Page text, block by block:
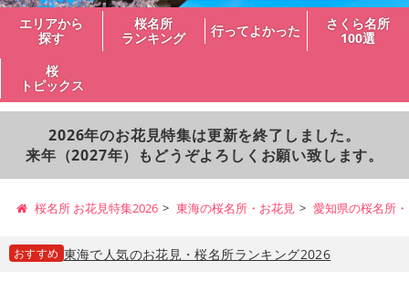
エリアから
探す
桜名所
ランキング
行ってよかった
さくら名所
100選
桜
トピックス
2026年のお花見特集は更新を終了しました。
来年（2027年）もどうぞよろしくお願い致します。
桜名所 お花見特集2026 東海の桜名所・お花見 愛知県の桜名所
おすすめ 東海で人気のお花見・桜名所ランキング2026